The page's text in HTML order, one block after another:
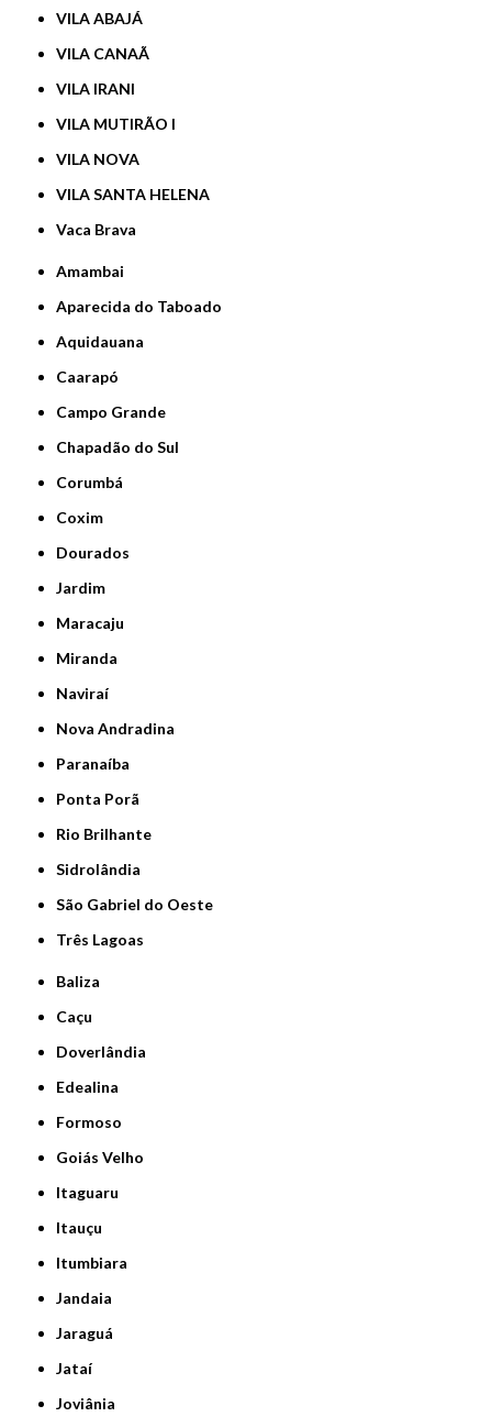
VILA ABAJÁ
VILA CANAÃ
VILA IRANI
VILA MUTIRÃO I
VILA NOVA
VILA SANTA HELENA
Vaca Brava
Amambai
Aparecida do Taboado
Aquidauana
Caarapó
Campo Grande
Chapadão do Sul
Corumbá
Coxim
Dourados
Jardim
Maracaju
Miranda
Naviraí
Nova Andradina
Paranaíba
Ponta Porã
Rio Brilhante
Sidrolândia
São Gabriel do Oeste
Três Lagoas
Baliza
Caçu
Doverlândia
Edealina
Formoso
Goiás Velho
Itaguaru
Itauçu
Itumbiara
Jandaia
Jaraguá
Jataí
Joviânia